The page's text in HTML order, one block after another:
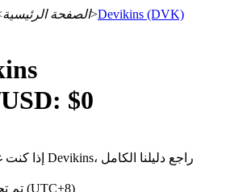
الصفحة الرئيسية>Devikins (DVK)
$0
إذا كنت غير متأكد من كيفية شراء Devikins، راجع دليلنا الكامل
تم تحديث البيانات في الساعة (UTC+8)